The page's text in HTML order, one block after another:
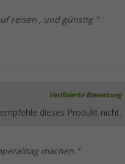
reisen , und günstig "
Verifizierte Bewertung
dieses Produkt nicht.
machen."